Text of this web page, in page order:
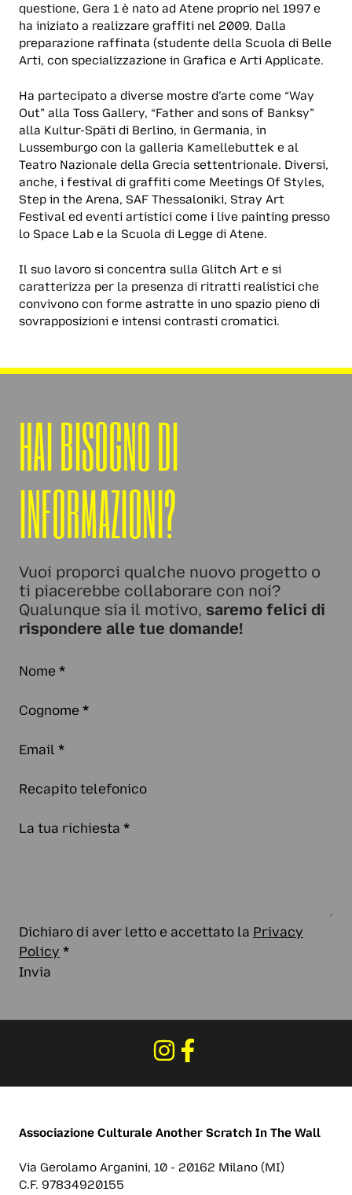
questione, Gera 1 è nato ad Atene proprio nel 1997 e
ha iniziato a realizzare graffiti nel 2009. Dalla
preparazione raffinata (studente della Scuola di Belle
Arti, con specializzazione in Grafica e Arti Applicate.
Ha partecipato a diverse mostre d’arte come “Way
Out” alla Toss Gallery, “Father and sons of Banksy”
alla Kultur-Späti di Berlino, in Germania, in
Lussemburgo con la galleria Kamellebuttek e al
Teatro Nazionale della Grecia settentrionale. Diversi,
anche, i festival di graffiti come Meetings Of Styles,
Step in the Arena, SAF Thessaloniki, Stray Art
Festival ed eventi artistici come i live painting presso
lo Space Lab e la Scuola di Legge di Atene.
Il suo lavoro si concentra sulla Glitch Art e si
caratterizza per la presenza di ritratti realistici che
convivono con forme astratte in uno spazio pieno di
sovrapposizioni e intensi contrasti cromatici.
HAI BISOGNO DI
INFORMAZIONI?
Vuoi proporci qualche nuovo progetto o
ti piacerebbe collaborare con noi?
Qualunque sia il motivo, saremo felici di
rispondere alle tue domande!
Nome *
Cognome *
Email *
Recapito telefonico
La tua richiesta *
Dichiaro di aver letto e accettato la Privacy
Policy *
Invia
Associazione Culturale Another Scratch In The Wall
Via Gerolamo Arganini, 10 - 20162 Milano (MI)
C.F. 97834920155